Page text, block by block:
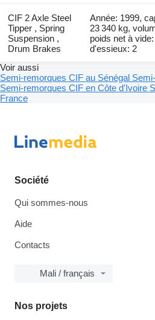
CIF 2 Axle Steel
Tipper , Spring
Suspension ,
Drum Brakes
Année: 1999,
23 340 kg,
poids net à
d'essieux: 2
Voir aussi
Semi-remorques CIF au Sénégal
Semi-remorques CIF en Côte d'Ivoire
France
Société
Qui sommes-nous
Aide
Contacts
Mali / français
Nos projets